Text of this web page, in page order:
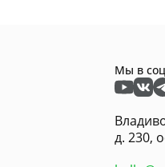
Мы в
д. 230,